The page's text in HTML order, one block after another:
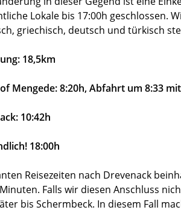
Lokale bis 17:00h geschlossen.
griechisch, deutsch und türkisch
18,5km
Mengede: 8:20h, Abfahrt um 8:33 mit
10:42h
18:00h
Reisezeiten nach Drevenack
Falls wir diesen Anschluss
bis Schermbeck. In diesem Fall